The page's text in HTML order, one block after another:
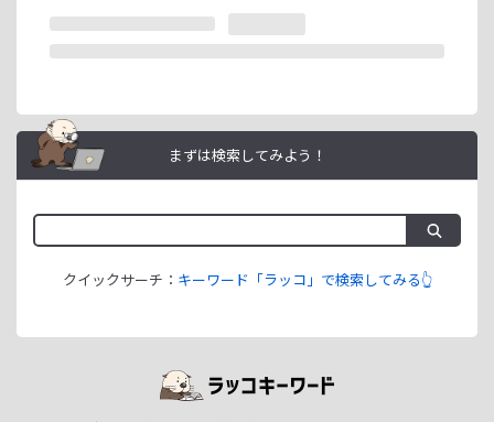
まずは検索してみよう！
クイックサーチ： キーワード「ラッコ」で検索してみる👆